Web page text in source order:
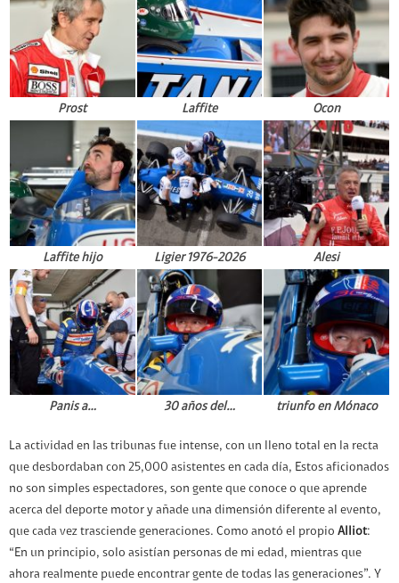
Prost Laffite Ocon
Laffite hijo Ligier 1976-2026 Alesi
Panis a… 30 años del… triunfo en Mónaco
La actividad en las tribunas fue intense, con un lleno total en la recta
que desbordaban con 25,000 asistentes en cada día, Estos aficionados
no son simples espectadores, son gente que conoce o que aprende
acerca del deporte motor y añade una dimensión diferente al evento,
que cada vez trasciende generaciones. Como anotó el propio Alliot:
“En un principio, solo asistían personas de mi edad, mientras que
ahora realmente puede encontrar gente de todas las generaciones”. Y